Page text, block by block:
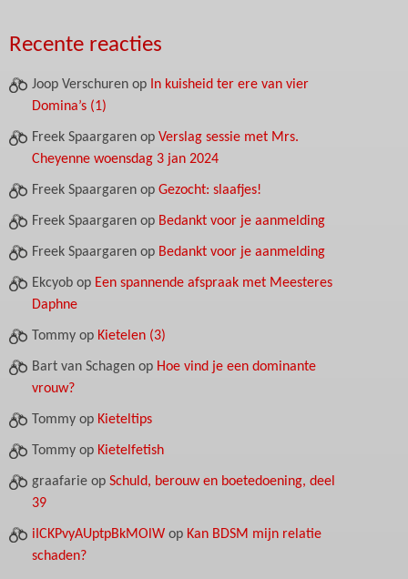
Recente reacties
Joop Verschuren op In kuisheid ter ere van vier
Domina’s (1)
Freek Spaargaren op Verslag sessie met Mrs.
Cheyenne woensdag 3 jan 2024
Freek Spaargaren op Gezocht: slaafjes!
Freek Spaargaren op Bedankt voor je aanmelding
Freek Spaargaren op Bedankt voor je aanmelding
Ekcyob op Een spannende afspraak met Meesteres
Daphne
Tommy op Kietelen (3)
Bart van Schagen op Hoe vind je een dominante
vrouw?
Tommy op Kieteltips
Tommy op Kietelfetish
graafarie op Schuld, berouw en boetedoening, deel
39
iICKPvyAUptpBkMOlW op Kan BDSM mijn relatie
schaden?